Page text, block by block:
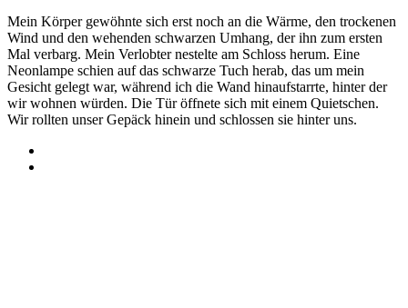
Mein Körper gewöhnte sich erst noch an die Wärme, den trockenen
Wind und den wehenden schwarzen Umhang, der ihn zum ersten
Mal verbarg. Mein Verlobter nestelte am Schloss herum. Eine
Neonlampe schien auf das schwarze Tuch herab, das um mein
Gesicht gelegt war, während ich die Wand hinaufstarrte, hinter der
wir wohnen würden. Die Tür öffnete sich mit einem Quietschen.
Wir rollten unser Gepäck hinein und schlossen sie hinter uns.